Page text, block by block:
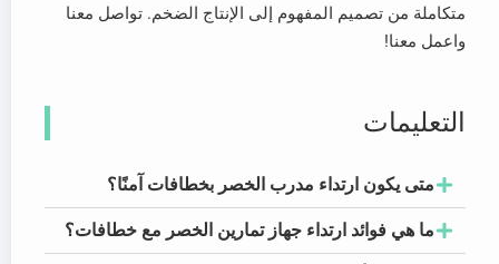
متكاملة من تصميم المفهوم إلى الإنتاج الضخم. تواصل معنا
واعمل معنا!
التعليمات
متى يكون ارتداء مدرب الخصر بخطافات آمنًا؟
ما هي فوائد ارتداء جهاز تمارين الخصر مع خطافات؟